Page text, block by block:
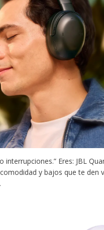
interrupciones.” Eres: JBL
y bajos que te den